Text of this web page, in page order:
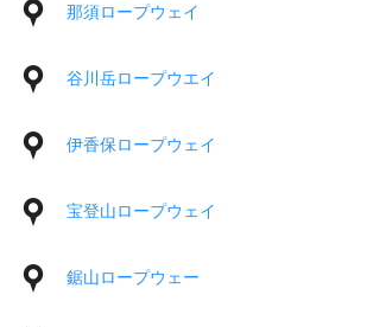
那須ロープウェイ
谷川岳ロープウエイ
伊香保ロープウェイ
宝登山ロープウェイ
鋸山ロープウェー